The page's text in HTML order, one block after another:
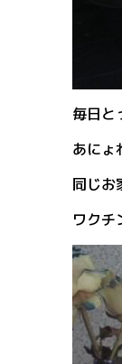
毎日と
あにょ
同じお
ワクチ